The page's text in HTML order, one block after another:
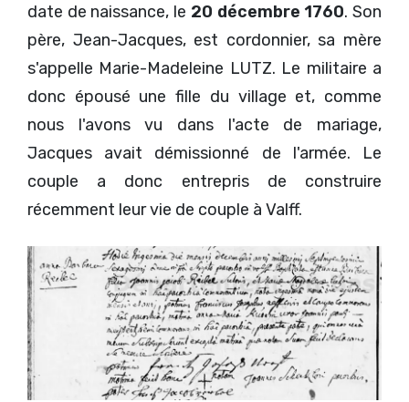
date de naissance, le 20 décembre 1760. Son
père, Jean-Jacques, est cordonnier, sa mère
s'appelle Marie-Madeleine LUTZ. Le militaire a
donc épousé une fille du village et, comme
nous l'avons vu dans l'acte de mariage,
Jacques avait démissionné de l'armée. Le
couple a donc entrepris de construire
récemment leur vie de couple à Valff.